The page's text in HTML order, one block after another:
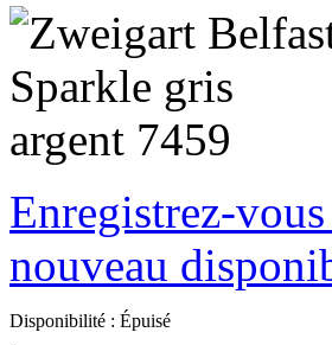
Enregistrez-
nouveau
Disponibilité : Épuisé